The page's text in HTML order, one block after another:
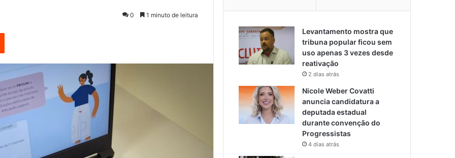
0 1 minuto de leitura
Reddit
Levantamento mostra que
tribuna popular ficou sem
uso apenas 3 vezes desde
reativação
2 dias atrás
Nicole Weber Covatti
anuncia candidatura a
deputada estadual
durante convenção do
Progressistas
4 dias atrás